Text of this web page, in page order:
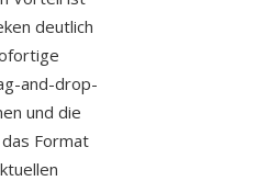
deutlich
and-drop-
und die
Format